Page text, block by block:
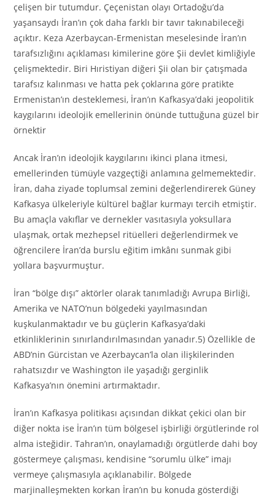
çelişen bir tutumdur. Çeçenistan olayı Ortadoğu’da
yaşansaydı İran’ın çok daha farklı bir tavır takınabileceği
açıktır. Keza Azerbaycan-Ermenistan meselesinde İran’ın
tarafsızlığını açıklaması kimilerine göre Şii devlet kimliğiyle
çelişmektedir. Biri Hıristiyan diğeri Şii olan bir çatışmada
tarafsız kalınması ve hatta pek çoklarına göre pratikte
Ermenistan’ın desteklemesi, İran’ın Kafkasya’daki jeopolitik
kaygılarını ideolojik emellerinin önünde tuttuğuna güzel bir
örnektir
Ancak İran’ın ideolojik kaygılarını ikinci plana itmesi,
emellerinden tümüyle vazgeçtiği anlamına gelmemektedir.
İran, daha ziyade toplumsal zemini değerlendirerek Güney
Kafkasya ülkeleriyle kültürel bağlar kurmayı tercih etmiştir.
Bu amaçla vakıflar ve dernekler vasıtasıyla yoksullara
ulaşmak, ortak mezhepsel ritüelleri değerlendirmek ve
öğrencilere İran’da burslu eğitim imkânı sunmak gibi
yollara başvurmuştur.
İran “bölge dışı” aktörler olarak tanımladığı Avrupa Birliği,
Amerika ve NATO’nun bölgedeki yayılmasından
kuşkulanmaktadır ve bu güçlerin Kafkasya’daki
etkinliklerinin sınırlandırılmasından yanadır.5) Özellikle de
ABD’nin Gürcistan ve Azerbaycan’la olan ilişkilerinden
rahatsızdır ve Washington ile yaşadığı gerginlik
Kafkasya’nın önemini artırmaktadır.
İran’ın Kafkasya politikası açısından dikkat çekici olan bir
diğer nokta ise İran’ın tüm bölgesel işbirliği örgütlerinde rol
alma isteğidir. Tahran’ın, onaylamadığı örgütlerde dahi boy
göstermeye çalışması, kendisine “sorumlu ülke” imajı
vermeye çalışmasıyla açıklanabilir. Bölgede
marjinalleşmekten korkan İran’ın bu konuda gösterdiği